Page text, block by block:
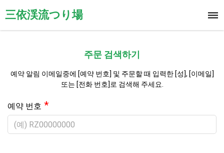
三依渓流つり場
주문 검색하기
예약 알림 이메일중에 [예약 번호] 및 주문할 때 입력한 [성], [이메일]
또는 [전화 번호]로 검색해 주세요.
예약 번호 *